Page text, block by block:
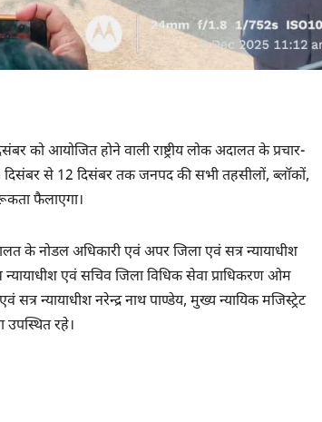
को आयोजित होने वाली राष्ट्रीय लोक अदालत के प्रचार-
6 दिसंबर से 12 दिसंबर तक जनपद की सभी तहसीलों, ब्लॉकों,
फैलाएगा।
के नोडल अधिकारी एवं अपर जिला एवं सत्र न्यायाधीश
एवं सचिव जिला विधिक सेवा प्राधिकरण ओम
न्यायाधीश नरेन्द्र नाथ पाण्डेय, मुख्य न्यायिक मजिस्ट्रेट
उपस्थित रहे।